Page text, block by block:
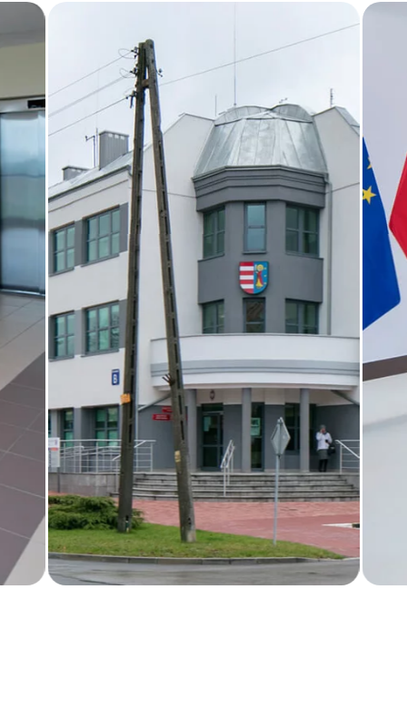
GDZIE KUPIĆ
O NAS
KARIERA
MÓJ PROFIL
KONTAKT
EN SK DE UK RU